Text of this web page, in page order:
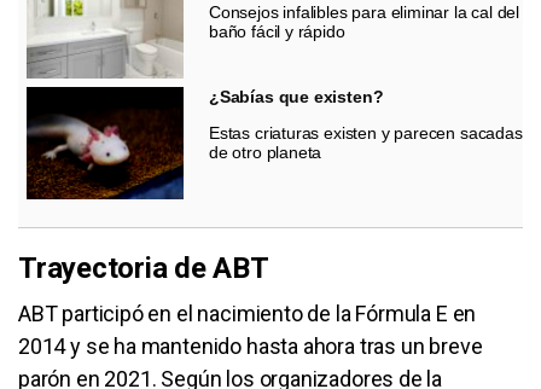
Consejos infalibles para eliminar la cal del
baño fácil y rápido
¿Sabías que existen?
Estas criaturas existen y parecen sacadas
de otro planeta
Trayectoria de ABT
ABT participó en el nacimiento de la Fórmula E en
2014 y se ha mantenido hasta ahora tras un breve
parón en 2021. Según los organizadores de la